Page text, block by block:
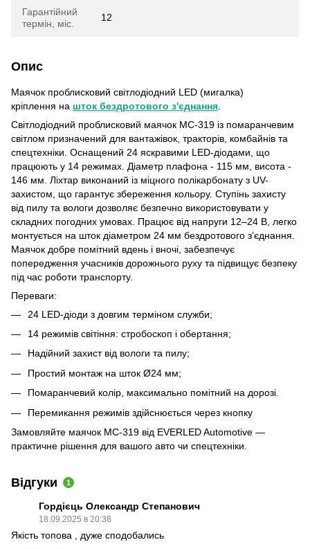
Гарантійний
термін, міс.
12
Опис
Маячок проблисковий світлодіодний LED (мигалка)
кріплення на шток бездротового з'єднання
Світлодіодний проблисковий маячок МС-319 із помаранчевим
світлом призначений для вантажівок, тракторів, комбайнів та
спецтехніки. Оснащений 24 яскравими LED-діодами, що
працюють у 14 режимах. Діаметр плафона - 115 мм, висота -
146 мм. Ліхтар виконаний із міцного полікарбонату з UV-
захистом, що гарантує збереження кольору. Ступінь захисту
від пилу та вологи дозволяє безпечно використовувати у
складних погодних умовах. Працює від напруги 12–24 В, легко
монтується на шток діаметром 24 мм бездротового з’єднання.
Маячок добре помітний вдень і вночі, забезпечує
попередження учасників дорожнього руху та підвищує безпеку
під час роботи транспорту.
Переваги:
24 LED-діоди з довгим терміном служби;
14 режимів світіння: стробоскоп і обертання;
Надійний захист від вологи та пилу;
Простий монтаж на шток Ø24 мм;
Помаранчевий колір, максимально помітний на дорозі.
Перемикання режимів здійснюється через кнопку
Замовляйте маячок МС-319 від EVERLED Automotive —
практичне рішення для вашого авто чи спецтехніки.
Відгуки 1
Гордієць Олександр Степанович
18.09.2025 в 20:38
Якість топова , дуже сподобались